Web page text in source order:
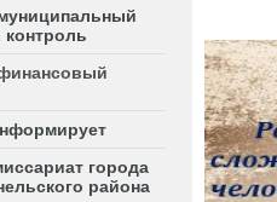
города
района